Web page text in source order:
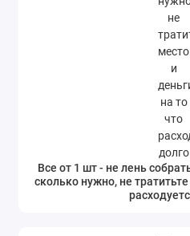
Все от 1 шт - не лень
сколько нужно, не